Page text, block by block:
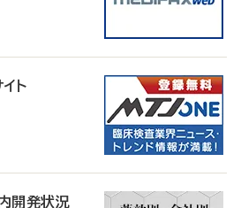
ト
開発状況